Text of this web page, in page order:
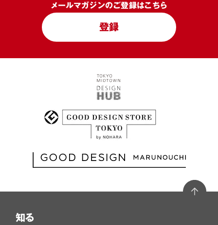
メールマガジンのご登録はこちら
登録
知る